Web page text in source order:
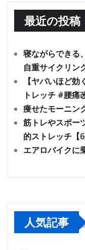
最近の投稿
寝ながらできる
自重サイクリン
【ヤバいほど
トレッチ #腰痛
痩せたモーニン
筋トレやスポー
的ストレッチ【6
エアロバイクに
人気記事